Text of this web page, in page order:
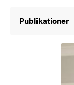
Publikationer